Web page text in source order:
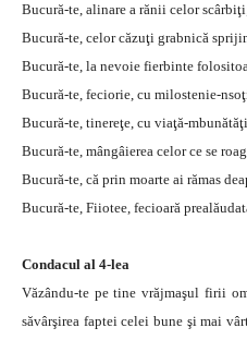
Bucură-te, alinare a rănii celor
Bucură-te, celor căzuţi grabnică
Bucură-te, la nevoie fierbinte
Bucură-te, feciorie, cu milostenie-
Bucură-te, tinereţe, cu viaţă-
Bucură-te, mângâierea celor ce se
Bucură-te, că prin moarte ai rămas
Bucură-te, Fiiotee, fecioară
Condacul al 4-lea
Văzându-te pe tine vrăjmaşul firii
săvârşirea faptei celei bune şi mai